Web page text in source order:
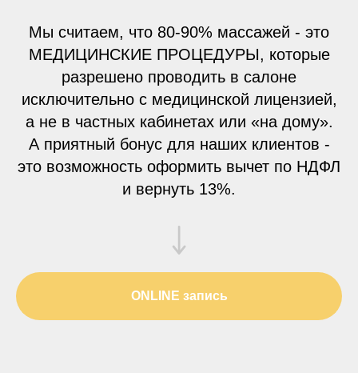
Мы считаем, что 80-90% массажей - это
МЕДИЦИНСКИЕ ПРОЦЕДУРЫ, которые
разрешено проводить в салоне
исключительно с медицинской лицензией,
а не в частных кабинетах или «на дому».
А приятный бонус для наших клиентов -
это возможность оформить вычет по НДФЛ
и вернуть 13%.
ONLINE запись